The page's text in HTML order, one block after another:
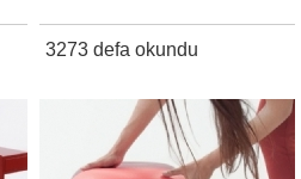
3273 defa okundu